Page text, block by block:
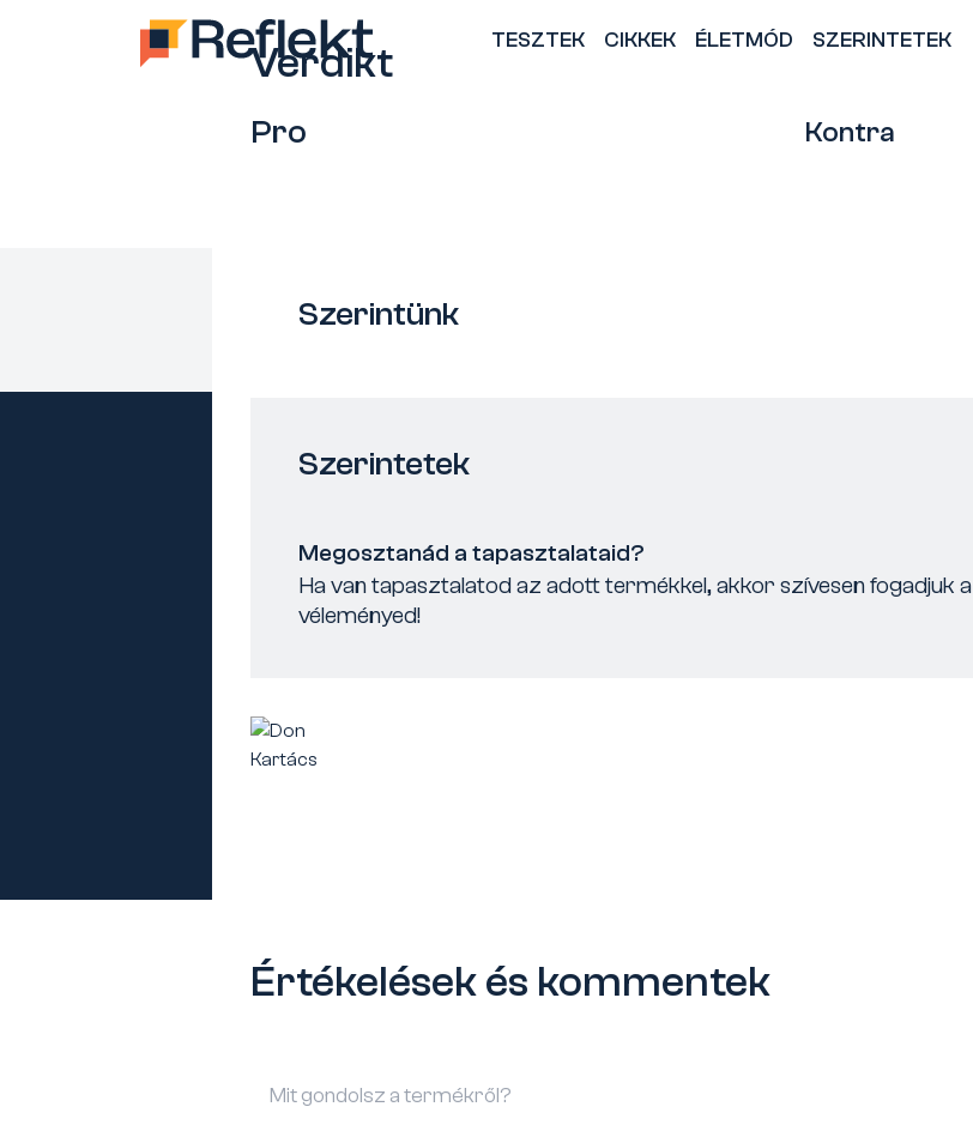
TESZTEK CIKKEK ÉLETMÓD SZERINTETEK
Verdikt
Pro Kontra
Szerintünk
Szerintetek
Megosztanád a tapasztalataid?
Ha van tapasztalatod az adott termékkel, akkor szívesen fogadjuk a
véleményed!
Értékelések és kommentek